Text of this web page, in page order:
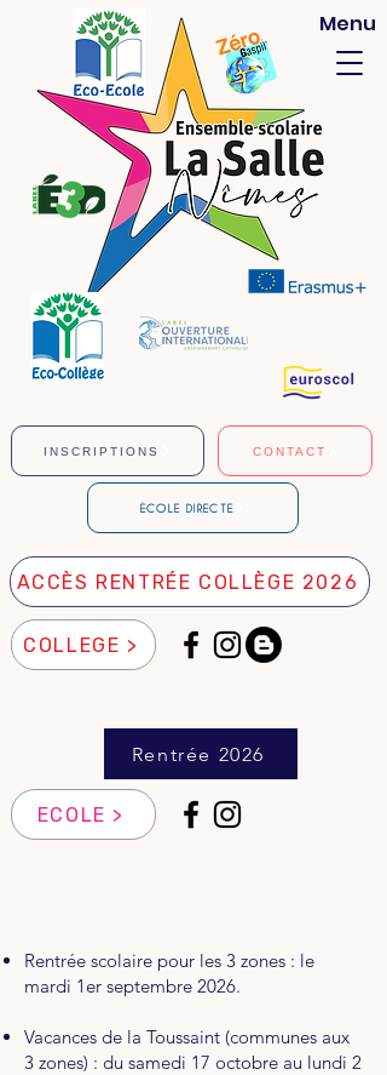
INSCRIPTIONS
ÉCOLE DIRECTE
CONTACT
Menu
ACCÈS RENTRÉE COLLÈGE 2026
COLLEGE >
Rentrée 2026
ECOLE >
Rentrée scolaire pour les 3 zones : le
mardi 1er septembre 2026.
Vacances de la Toussaint (communes aux
3 zones) : du samedi 17 octobre au lundi 2